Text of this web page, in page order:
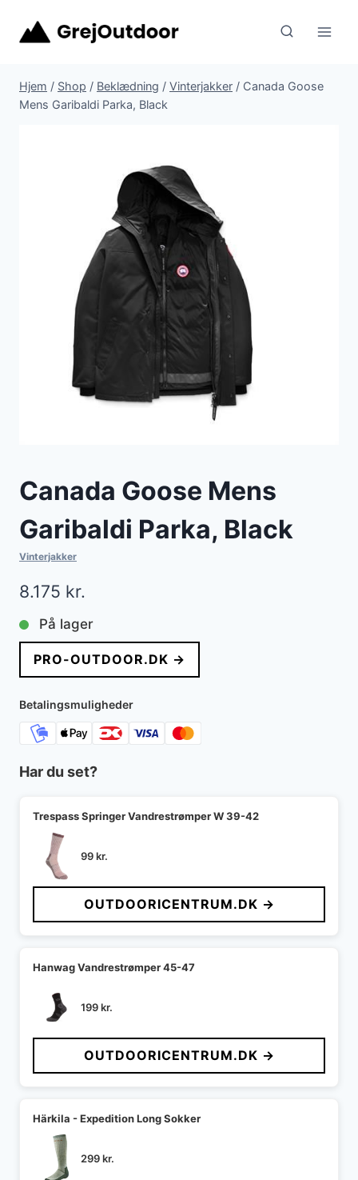
Hjem / Shop / Beklædning / Vinterjakker / Canada Goose
Mens Garibaldi Parka, Black
Canada Goose Mens
Garibaldi Parka, Black
Vinterjakker
8.175 kr.
På lager
PRO-OUTDOOR.DK →
Betalingsmuligheder
Har du set?
Trespass Springer Vandrestrømper W 39-42
99kr.
OUTDOORICENTRUM.DK →
Hanwag Vandrestrømper 45-47
199kr.
OUTDOORICENTRUM.DK →
Härkila - Expedition Long Sokker
299kr.